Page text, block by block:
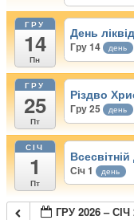
ГРУ
14
Пн
День
Гру 14 день
ГРУ
25
Пт
Різдво
Гру 25 день
СІЧ
1
Пт
Січ 1 день
ГРУ 2026 – СІЧ